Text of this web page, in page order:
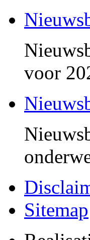
voor
Sitemap